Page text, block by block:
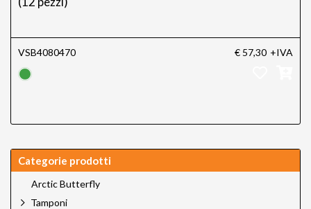
VSB4080470 € 57,30 +IVA
Categorie prodotti
Arctic Butterfly
Tamponi